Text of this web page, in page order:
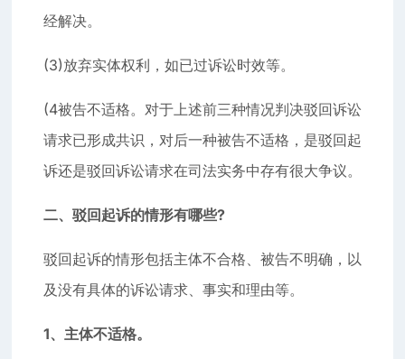
经解决。
(3)放弃实体权利，如已过诉讼时效等。
(4被告不适格。对于上述前三种情况判决驳回诉讼
请求已形成共识，对后一种被告不适格，是驳回起
诉还是驳回诉讼请求在司法实务中存有很大争议。
二、驳回起诉的情形有哪些?
驳回起诉的情形包括主体不合格、被告不明确，以
及没有具体的诉讼请求、事实和理由等。
1、主体不适格。